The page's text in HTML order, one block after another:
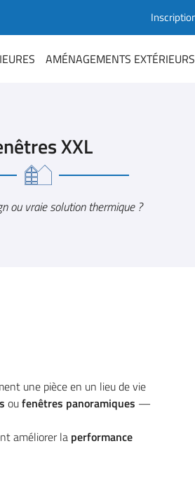
AMÉNAGEMENTS EXTÉRIEURS
XXL
ou vraie solution thermique ?
une pièce en un lieu de vie
oufenêtres panoramiques —
améliorer la performance